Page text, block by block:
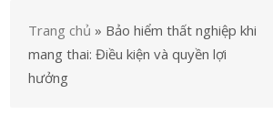
Trang chủ » Bảo hiểm thất nghiệp khi
mang thai: Điều kiện và quyền lợi
hưởng